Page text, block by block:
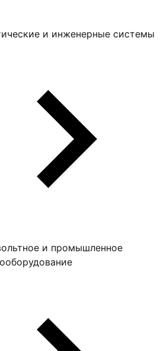
и инженерные системы
и промышленное